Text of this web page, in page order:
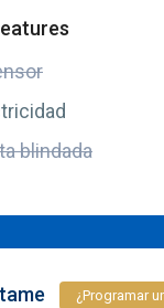
blindada
¿Programar